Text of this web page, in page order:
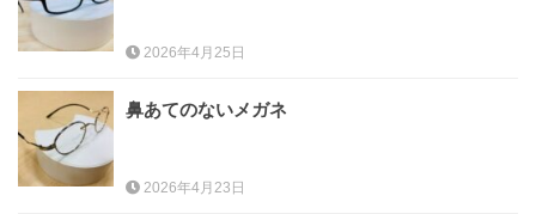
2026年4月25日
鼻あてのないメガネ
2026年4月23日